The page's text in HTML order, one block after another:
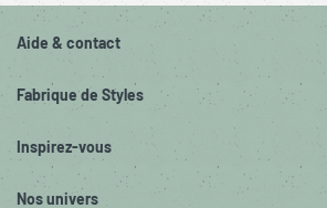
Aide & contact
Fabrique de Styles
Inspirez-vous
Nos univers